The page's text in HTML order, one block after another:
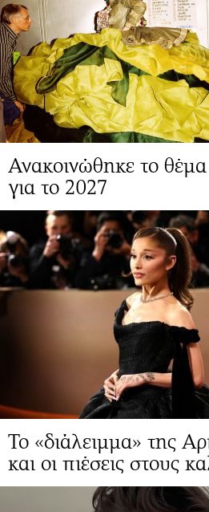
Ανακοινώθηκε το
για το 2027
Το «διάλειμμα» της
και οι πιέσεις στους